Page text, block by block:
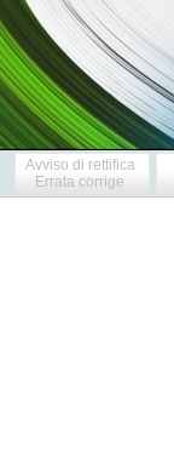
Avviso di rettifica
Errata corrige